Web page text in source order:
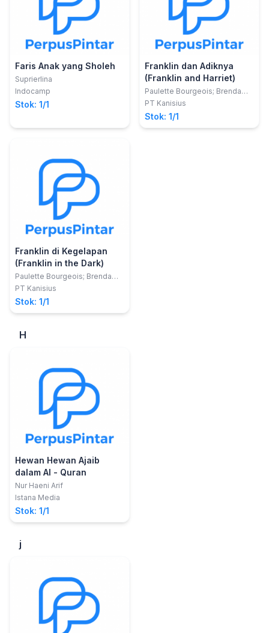
Faris Anak yang Sholeh
Suprierlina
Indocamp
Stok: 1/1
Franklin dan Adiknya
(Franklin and Harriet)
Paulette Bourgeois; Brenda
Clark
PT Kanisius
Stok: 1/1
Franklin di Kegelapan
(Franklin in the Dark)
Paulette Bourgeois; Brenda
Clark
PT Kanisius
Stok: 1/1
H
Hewan Hewan Ajaib
dalam Al - Quran
Nur Haeni Arif
Istana Media
Stok: 1/1
j